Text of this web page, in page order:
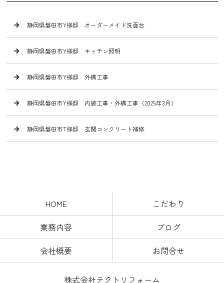
静岡県磐田市Y様邸 オーダーメイド洗面台
静岡県磐田市Y様邸 キッチン照明
静岡県磐田市Y様邸 外構工事
静岡県磐田市Y様邸 内装工事・外構工事（2025年3月）
静岡県磐田市T様邸 玄関コンクリート補修
HOME
こだわり
業務内容
ブログ
会社概要
お問合せ
株式会社テクトリフォーム